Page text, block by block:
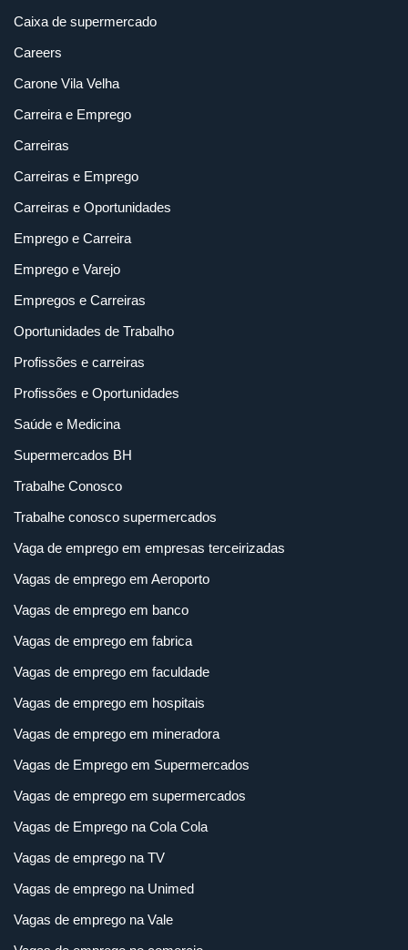
Caixa de supermercado
Careers
Carone Vila Velha
Carreira e Emprego
Carreiras
Carreiras e Emprego
Carreiras e Oportunidades
Emprego e Carreira
Emprego e Varejo
Empregos e Carreiras
Oportunidades de Trabalho
Profissões e carreiras
Profissões e Oportunidades
Saúde e Medicina
Supermercados BH
Trabalhe Conosco
Trabalhe conosco supermercados
Vaga de emprego em empresas terceirizadas
Vagas de emprego em Aeroporto
Vagas de emprego em banco
Vagas de emprego em fabrica
Vagas de emprego em faculdade
Vagas de emprego em hospitais
Vagas de emprego em mineradora
Vagas de Emprego em Supermercados
Vagas de emprego em supermercados
Vagas de Emprego na Cola Cola
Vagas de emprego na TV
Vagas de emprego na Unimed
Vagas de emprego na Vale